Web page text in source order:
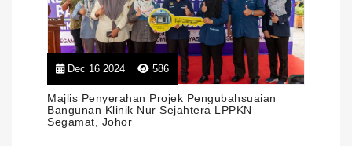
Dec 16 2024 586
Majlis Penyerahan Projek Pengubahsuaian
Bangunan Klinik Nur Sejahtera LPPKN
Segamat, Johor